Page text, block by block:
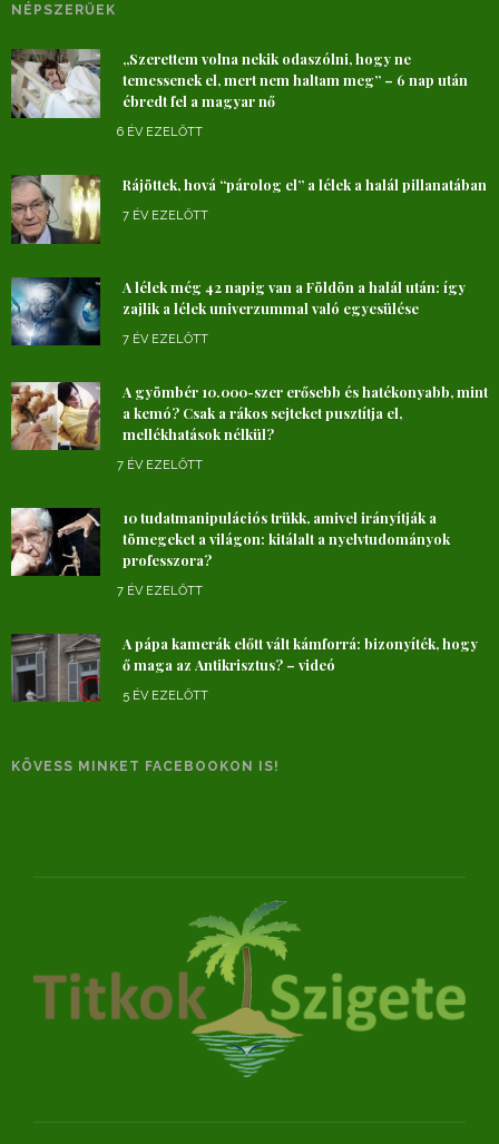
NÉPSZERŰEK
„Szerettem volna nekik odaszólni, hogy ne
temessenek el, mert nem haltam meg” – 6 nap után
ébredt fel a magyar nő
6 ÉV EZELŐTT
Rájöttek, hová “párolog el” a lélek a halál pillanatában
7 ÉV EZELŐTT
A lélek még 42 napig van a Földön a halál után: így
zajlik a lélek univerzummal való egyesülése
7 ÉV EZELŐTT
A gyömbér 10.000-szer erősebb és hatékonyabb, mint
a kemó? Csak a rákos sejteket pusztítja el,
mellékhatások nélkül?
7 ÉV EZELŐTT
10 tudatmanipulációs trükk, amivel irányítják a
tömegeket a világon: kitálalt a nyelvtudományok
professzora?
7 ÉV EZELŐTT
A pápa kamerák előtt vált kámforrá: bizonyíték, hogy
ő maga az Antikrisztus? – videó
5 ÉV EZELŐTT
KÖVESS MINKET FACEBOOKON IS!